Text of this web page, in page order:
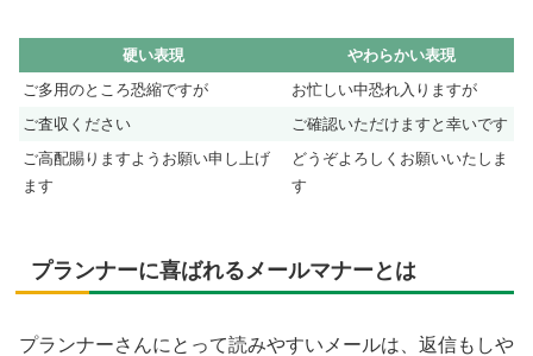
硬い表現
やわらかい表現
ご多用のところ恐縮ですが
お忙しい中恐れ入りますが
ご査収ください
ご確認いただけますと幸いです
ご高配賜りますようお願い申し上げ
ます
どうぞよろしくお願いいたしま
す
プランナーに喜ばれるメールマナーとは
プランナーさんにとって読みやすいメールは、返信もしや